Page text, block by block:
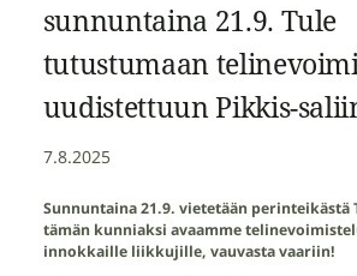
sunnuntaina 21.9. Tule
tutustumaan
uudistettuun Pikkis-
7.8.2025
Sunnuntaina 21.9. vietetään perinteikästä
tämän kunniaksi avaamme
innokkaille liikkujille, vauvasta vaariin!